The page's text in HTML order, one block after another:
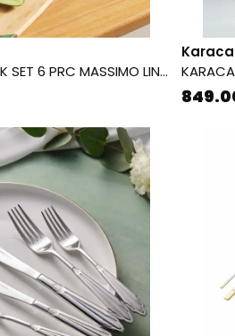
KARACA BICAK SET 6 PRC MASSIMO LINE ANTRASIT 8683650374411
Karaca